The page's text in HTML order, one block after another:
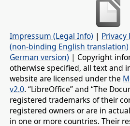
Impressum (Legal Info) | Privacy
(non-binding English translation)
German version) | Copyright
otherwise specified, all text and
website are licensed under the
v2.0. “LibreOffice” and “The
registered trademarks of their
registered owners or are in
in one or more countries. Their